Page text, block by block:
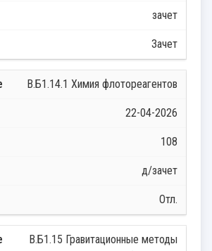
зачет
Зачет
В.Б1.14.1 Химия флотореагентов
22-04-2026
108
д/зачет
Отл.
В.Б1.15 Гравитационные методы